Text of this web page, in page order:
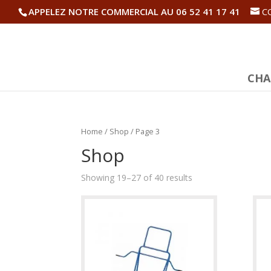
APPELEZ NOTRE COMMERCIAL AU 06 52 41 17 41
Home / Shop / Page 3
Shop
Showing 19–27 of 40 results